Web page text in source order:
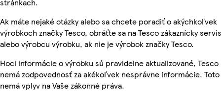
stránkach.
Ak máte nejaké otázky alebo sa chcete poradiť o akýchkoľvek
výrobkoch značky Tesco, obráťte sa na Tesco zákaznícky
alebo výrobcu výrobku, ak nie je výrobok značky Tesco.
Hoci informácie o výrobku sú pravidelne aktualizované, Tesco
nemá zodpovednosť za akékoľvek nesprávne informácie. Toto
nemá vplyv na Vaše zákonné práva.